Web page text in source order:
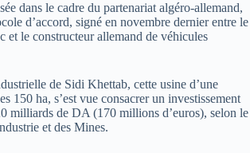
dans le cadre du partenariat algéro-allemand,
d’accord, signé en novembre dernier entre le
et le constructeur allemand de véhicules
de Sidi Khettab, cette usine d’une
150 ha, s’est vue consacrer un investissement
milliards de DA (170 millions d’euros), selon le
et des Mines.